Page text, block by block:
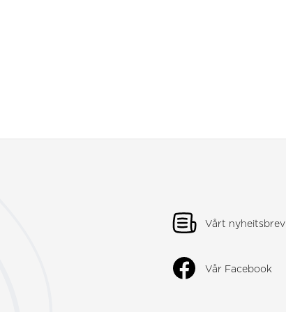
Vårt nyheitsbrev
Vår Facebook